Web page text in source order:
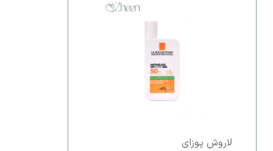
لاروش پوزای